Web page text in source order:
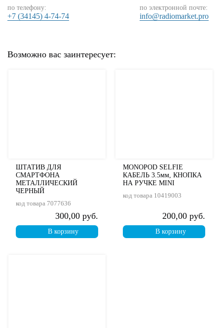
по телефону:
+7 (34145) 4-74-74
по электронной почте:
info@radiomarket.pro
Возможно вас заинтересует:
ШТАТИВ ДЛЯ
СМАРТФОНА
МЕТАЛЛИЧЕСКИЙ
ЧЕРНЫЙ
код товара 7077636
300,00 руб.
В корзину
MONOPOD SELFIE
КАБЕЛЬ 3.5мм, КНОПКА
НА РУЧКЕ MINI
код товара 10419003
200,00 руб.
В корзину